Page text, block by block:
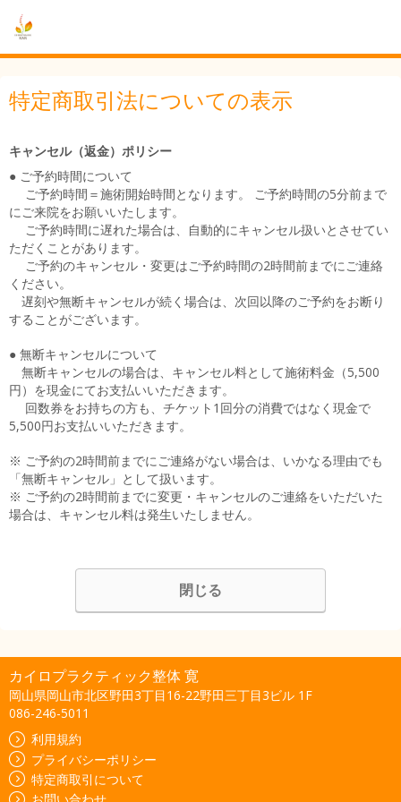
特定商取引法についての表示
キャンセル（返金）ポリシー
● ご予約時間について
ご予約時間＝施術開始時間となります。 ご予約時間の5分前まで
にご来院をお願いいたします。
ご予約時間に遅れた場合は、自動的にキャンセル扱いとさせてい
ただくことがあります。
ご予約のキャンセル・変更はご予約時間の2時間前までにご連絡
ください。
遅刻や無断キャンセルが続く場合は、次回以降のご予約をお断り
することがございます。
● 無断キャンセルについて
無断キャンセルの場合は、キャンセル料として施術料金（5,500
円）を現金にてお支払いいただきます。
回数券をお持ちの方も、チケット1回分の消費ではなく現金で
5,500円お支払いいただきます。
※ ご予約の2時間前までにご連絡がない場合は、いかなる理由でも
「無断キャンセル」として扱います。
※ ご予約の2時間前までに変更・キャンセルのご連絡をいただいた
場合は、キャンセル料は発生いたしません。
閉じる
カイロプラクティック整体 寛
岡山県岡山市北区野田3丁目16-22野田三丁目3ビル 1F
086-246-5011
利用規約
プライバシーポリシー
特定商取引について